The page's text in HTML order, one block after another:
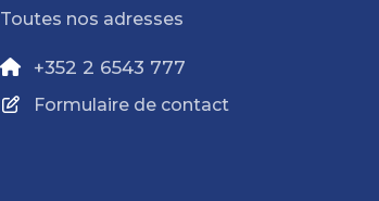
Toutes nos adresses
+352 2 6543 777
Formulaire de contact